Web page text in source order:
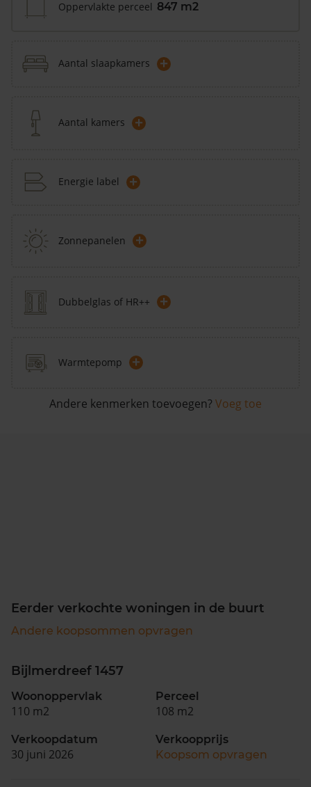
Oppervlakte perceel 847 m2
Aantal slaapkamers +
Aantal kamers +
Energie label +
Zonnepanelen +
Dubbelglas of HR++ +
Warmtepomp +
Andere kenmerken toevoegen? Voeg toe
Eerder verkochte woningen in de buurt
Andere koopsommen opvragen
Bijlmerdreef 1457
Woonoppervlak
110 m2
Perceel
108 m2
Verkoopdatum
30 juni 2026
Verkoopprijs
Koopsom opvragen